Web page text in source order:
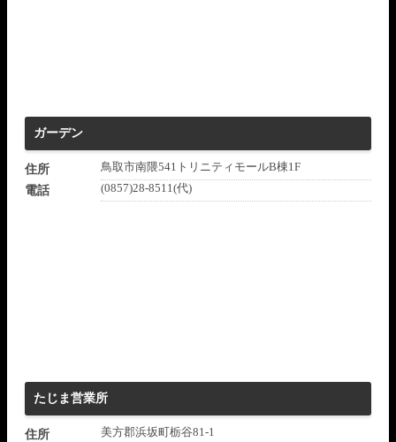
ガーデン
住所
鳥取市南隈541トリニティモールB棟1F
電話
(0857)28-8511(代)
たじま営業所
住所
美方郡浜坂町栃谷81-1